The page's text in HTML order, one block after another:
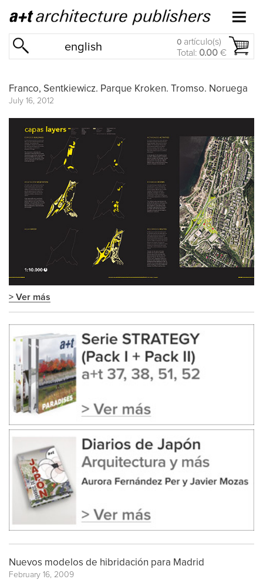
english 0 artículo(s)
Total: 0.00 €
Franco, Sentkiewicz. Parque Kroken. Tromso. Noruega
July 16, 2012
> Ver más
Nuevos modelos de hibridación para Madrid
February 16, 2009